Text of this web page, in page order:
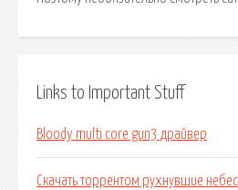
Links to Important Stuff
Bloody multi core gun3 драйвер
Скачать торрентом рухнувшие